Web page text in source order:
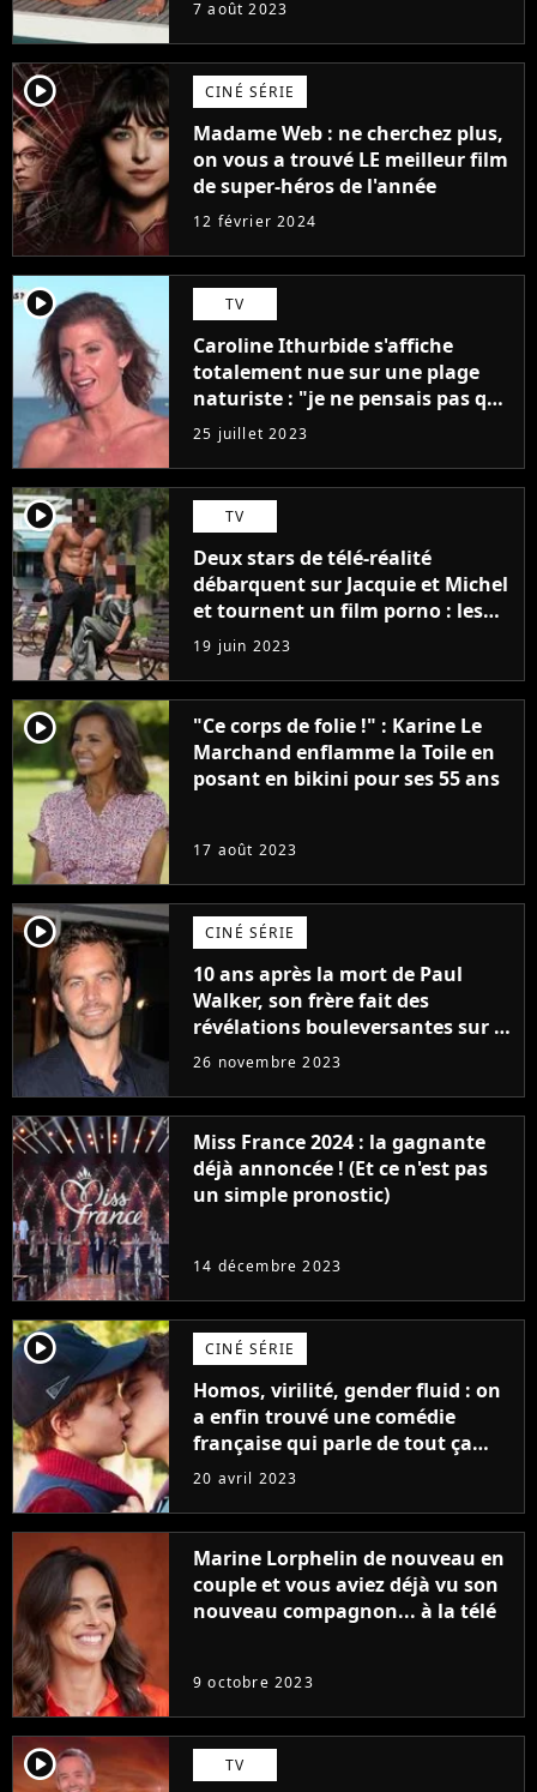
7 août 2023
player2 CINÉ SÉRIE
Madame Web : ne cherchez plus,
on vous a trouvé LE meilleur film
de super-héros de l'année
12 février 2024
player2 TV
Caroline Ithurbide s'affiche
totalement nue sur une plage
naturiste : "je ne pensais pas que
j'arriverais à le faire..."
25 juillet 2023
player2 TV
Deux stars de télé-réalité
débarquent sur Jacquie et Michel
et tournent un film porno : les
premières images du tournage
(exclu)
19 juin 2023
player2
"Ce corps de folie !" : Karine Le
Marchand enflamme la Toile en
posant en bikini pour ses 55 ans
17 août 2023
player2 CINÉ SÉRIE
10 ans après la mort de Paul
Walker, son frère fait des
révélations bouleversantes sur la
réaction des acteurs de Fast and
26 novembre 2023
Miss France 2024 : la gagnante
déjà annoncée ! (Et ce n'est pas
un simple pronostic)
14 décembre 2023
player2 CINÉ SÉRIE
Homos, virilité, gender fluid : on
a enfin trouvé une comédie
française qui parle de tout ça
sans être super ringarde
20 avril 2023
Marine Lorphelin de nouveau en
couple et vous aviez déjà vu son
nouveau compagnon... à la télé
9 octobre 2023
player2 TV